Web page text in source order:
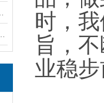
时，
旨，
业稳